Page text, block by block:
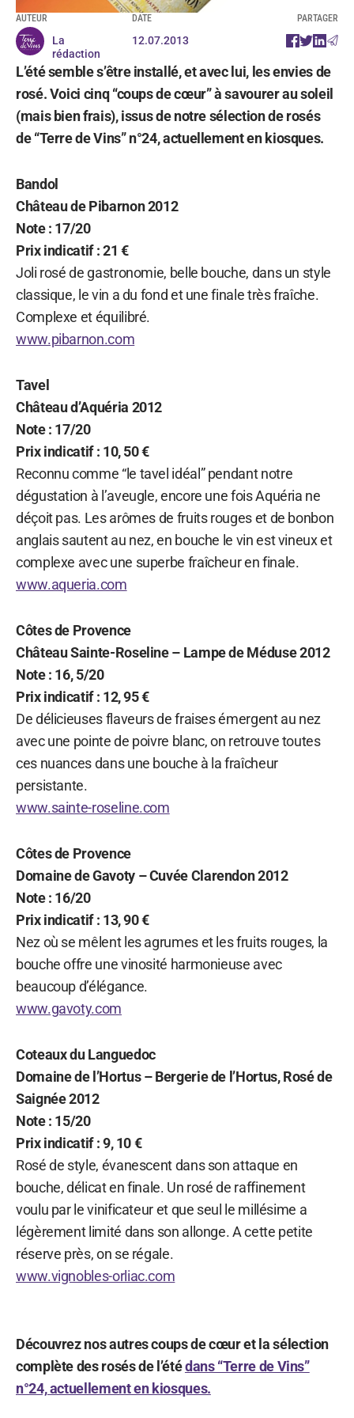
AUTEUR
La
rédaction
DATE
12.07.2013
PARTAGER
L’été semble s’être installé, et avec lui, les envies de
rosé. Voici cinq “coups de cœur” à savourer au soleil
(mais bien frais), issus de notre sélection de rosés
de “Terre de Vins” n°24, actuellement en kiosques.
Bandol
Château de Pibarnon 2012
Note : 17/20
Prix indicatif : 21 €
Joli rosé de gastronomie, belle bouche, dans un style
classique, le vin a du fond et une finale très fraîche.
Complexe et équilibré.
www.pibarnon.com
Tavel
Château d’Aquéria 2012
Note : 17/20
Prix indicatif : 10, 50 €
Reconnu comme “le tavel idéal” pendant notre
dégustation à l’aveugle, encore une fois Aquéria ne
déçoit pas. Les arômes de fruits rouges et de bonbon
anglais sautent au nez, en bouche le vin est vineux et
complexe avec une superbe fraîcheur en finale.
www.aqueria.com
Côtes de Provence
Château Sainte-Roseline – Lampe de Méduse 2012
Note : 16, 5/20
Prix indicatif : 12, 95 €
De délicieuses flaveurs de fraises émergent au nez
avec une pointe de poivre blanc, on retrouve toutes
ces nuances dans une bouche à la fraîcheur
persistante.
www.sainte-roseline.com
Côtes de Provence
Domaine de Gavoty – Cuvée Clarendon 2012
Note : 16/20
Prix indicatif : 13, 90 €
Nez où se mêlent les agrumes et les fruits rouges, la
bouche offre une vinosité harmonieuse avec
beaucoup d’élégance.
www.gavoty.com
Coteaux du Languedoc
Domaine de l’Hortus – Bergerie de l’Hortus, Rosé de
Saignée 2012
Note : 15/20
Prix indicatif : 9, 10 €
Rosé de style, évanescent dans son attaque en
bouche, délicat en finale. Un rosé de raffinement
voulu par le vinificateur et que seul le millésime a
légèrement limité dans son allonge. A cette petite
réserve près, on se régale.
www.vignobles-orliac.com
Découvrez nos autres coups de cœur et la sélection
complète des rosés de l’étédans “Terre de Vins”
n°24, actuellement en kiosques.